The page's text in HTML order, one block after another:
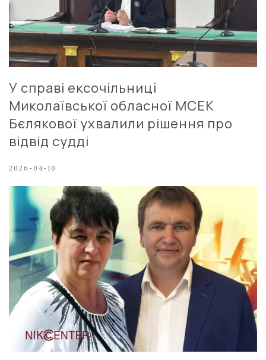
У справі ексочільниці
Миколаївської обласної МСЕК
Бєлякової ухвалили рішення про
відвід судді
2026-04-10